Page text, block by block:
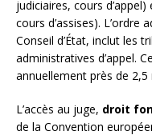
judiciaires, cours
cours d’assises).
Conseil d’État, inclut les
administratives d’appel.
annuellement près de 2,5
L’accès au juge, droit
de la Convention